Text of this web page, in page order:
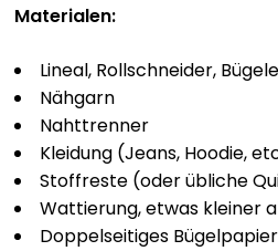
Materialen:
Lineal, Rollschneider,
Nähgarn
Nahttrenner
Kleidung (Jeans, Hoodie,
Stoffreste (oder übliche
Wattierung, etwas kleiner
Doppelseitiges Bügelpapier